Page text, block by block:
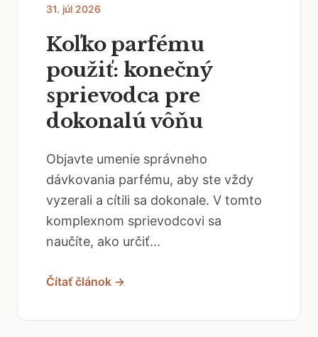
31. júl 2026
Koľko parfému
použiť: konečný
sprievodca pre
dokonalú vôňu
Objavte umenie správneho
dávkovania parfému, aby ste vždy
vyzerali a cítili sa dokonale. V tomto
komplexnom sprievodcovi sa
naučíte, ako určiť...
Čítať článok →